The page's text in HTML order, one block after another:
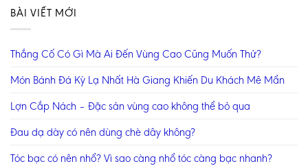
BÀI VIẾT MỚI
Thắng Cố Có Gì Mà Ai Đến Vùng Cao Cũng Muốn Thử?
Món Bánh Đá Kỳ Lạ Nhất Hà Giang Khiến Du Khách Mê Mẩn
Lợn Cắp Nách – Đặc sản vùng cao không thể bỏ qua
Đau dạ dày có nên dùng chè dây không?
Tóc bạc có nên nhổ? Vì sao càng nhổ tóc càng bạc nhanh?